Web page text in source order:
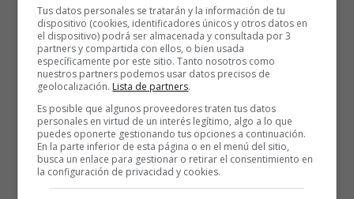
1 pinch of nutmeg
Salt
Pepper
Basil
How to make bolognese sauce
Put extra virgin olive oil in a casserole and add the
chopped carrot, celery and onion. Add a little salt
and fry. Add the diced smoked bacon, sauté a little
Tus datos personales se tratarán y la información de tu
dispositivo (cookies, identificadores únicos y otros datos en
el dispositivo) podrá ser almacenada y consultada por 3
partners y compartida con ellos, o bien usada
específicamente por este sitio. Tanto nosotros como
nuestros partners podemos usar datos precisos de
geolocalización. Lista de partners.
Es posible que algunos proveedores traten tus datos
personales en virtud de un interés legítimo, algo a lo que
puedes oponerte gestionando tus opciones a continuación.
En la parte inferior de esta página o en el menú del sitio,
busca un enlace para gestionar o retirar el consentimiento en
la configuración de privacidad y cookies.